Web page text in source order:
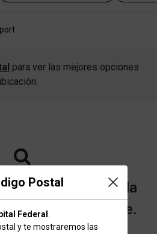
Postal
Federal
y te mostraremos las
para ver las mejores opciones
resultados para la
que buscaste.